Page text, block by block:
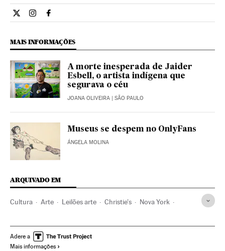
Cultura El País Brasil en Twitter
Cultura El País Brasil en Instagram
Cultura El País Brasil en Facebook
MAIS INFORMAÇÕES
A morte inesperada de Jaider
Esbell, o artista indígena que
segurava o céu
JOANA OLIVEIRA | SÃO PAULO
Museus se despem no OnlyFans
ÁNGELA MOLINA
ARQUIVADO EM
Cultura Arte Leilões arte Christie's Nova York
Quadros Pintura Obras arte
Adere a
Mais informações